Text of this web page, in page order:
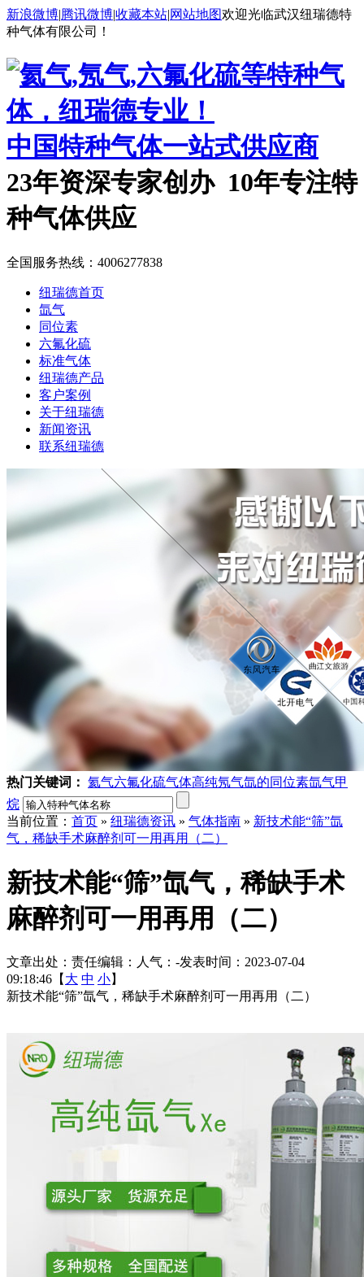
新浪微博|腾讯微博|收藏本站|网站地图欢迎光临武汉纽瑞德特
种气体有限公司！
中国特种气体一站式供应商
23年资深专家创办 10年专注特
种气体供应
全国服务热线： 4006277838
纽瑞德首页
氙气
同位素
六氟化硫
标准气体
纽瑞德产品
客户案例
关于纽瑞德
新闻资讯
联系纽瑞德
热门关键词： 氦气六氟化硫气体高纯氖气氙的同位素氙气甲
烷
当前位置： 首页 » 纽瑞德资讯 » 气体指南 » 新技术能“筛”氙
气，稀缺手术麻醉剂可一用再用（二）
新技术能“筛”氙气，稀缺手术
麻醉剂可一用再用（二）
文章出处： 责任编辑： 人气： -发表时间：2023-07-04
09:18:46【 大 中 小】
新技术能“筛”氙气，稀缺手术麻醉剂可一用再用（二）